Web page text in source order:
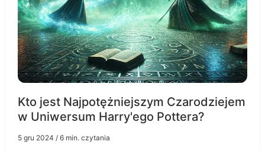
Kto jest Najpotężniejszym Czarodziejem
w Uniwersum Harry'ego Pottera?
5 gru 2024 / 6 min. czytania